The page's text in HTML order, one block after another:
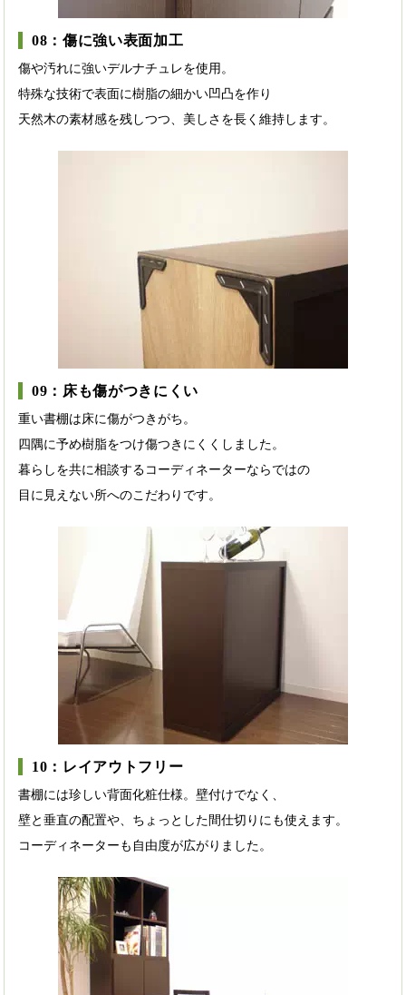
08：傷に強い表面加工
傷や汚れに強いデルナチュレを使用。
特殊な技術で表面に樹脂の細かい凹凸を作り
天然木の素材感を残しつつ、美しさを長く維持します。
09：床も傷がつきにくい
重い書棚は床に傷がつきがち。
四隅に予め樹脂をつけ傷つきにくくしました。
暮らしを共に相談するコーディネーターならではの
目に見えない所へのこだわりです。
10：レイアウトフリー
書棚には珍しい背面化粧仕様。壁付けでなく、
壁と垂直の配置や、ちょっとした間仕切りにも使えます。
コーディネーターも自由度が広がりました。